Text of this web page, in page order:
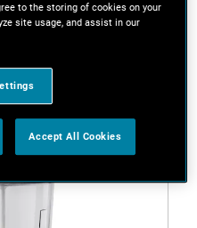
to the storing of cookies on your
site usage, and assist in our
Accept All Cookies